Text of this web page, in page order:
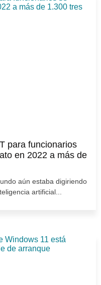
para funcionarios
en 2022 a más de
aún estaba digiriendo
artificial...